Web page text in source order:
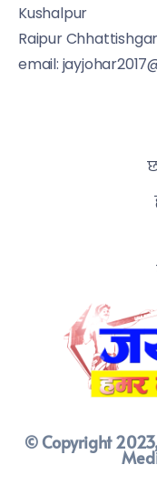
Kushalpur
Raipur
email:
© Copyright